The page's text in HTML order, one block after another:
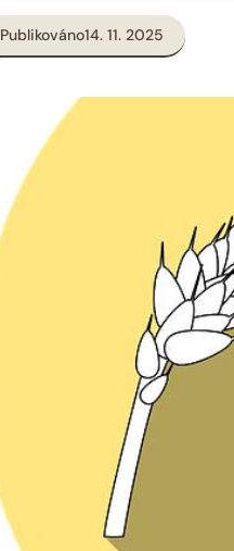
Publikováno14. 11. 2025